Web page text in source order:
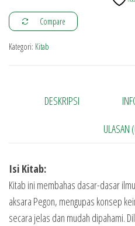
Compare
Kategori: Kitab
DESKRIPSI
ULASAN
Isi Kitab:
Kitab ini membahas dasar-dasar
aksara Pegon, mengupas konsep
secara jelas dan mudah dipahami.